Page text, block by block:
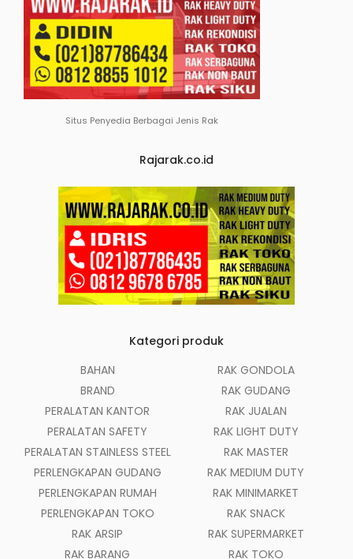
Situs Penyedia Berbagai Jenis Rak
Rajarak.co.id
Kategori produk
BAHAN
BRAND
PERALATAN KANTOR
PERALATAN SAFETY
PERALATAN STAINLESS STEEL
PERLENGKAPAN GUDANG
PERLENGKAPAN RUMAH
PERLENGKAPAN TOKO
RAK ARSIP
RAK BARANG
RAK GONDOLA
RAK GUDANG
RAK JUALAN
RAK LIGHT DUTY
RAK MASTER
RAK MEDIUM DUTY
RAK MINIMARKET
RAK SNACK
RAK SUPERMARKET
RAK TOKO